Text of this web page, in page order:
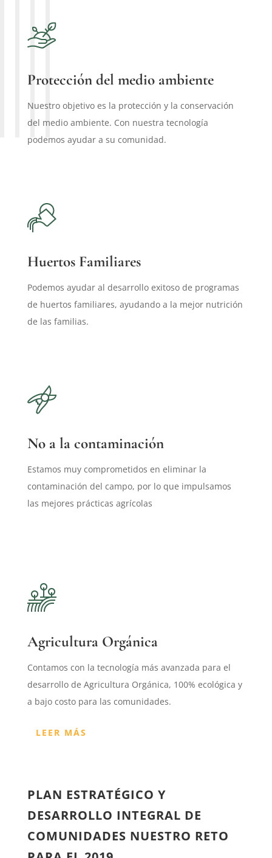
Protección del medio ambiente
Nuestro objetivo es la protección y la conservación
del medio ambiente. Con nuestra tecnología
podemos ayudar a su comunidad.
Huertos Familiares
Podemos ayudar al desarrollo exitoso de programas
de huertos familiares, ayudando a la mejor nutrición
de las familias.
No a la contaminación
Estamos muy comprometidos en eliminar la
contaminación del campo, por lo que impulsamos
las mejores prácticas agrícolas
Agricultura Orgánica
Contamos con la tecnología más avanzada para el
desarrollo de Agricultura Orgánica, 100% ecológica y
a bajo costo para las comunidades.
LEER MÁS
PLAN ESTRATÉGICO Y
DESARROLLO INTEGRAL DE
COMUNIDADES NUESTRO RETO